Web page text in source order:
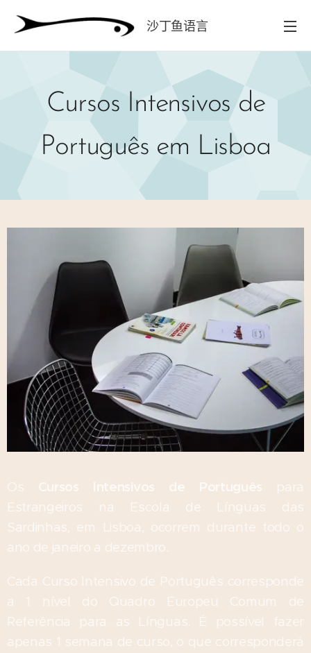
沙丁鱼语言
Cursos Intensivos de
Português em Lisboa
Os Cursos Intensivos de Português para
Estrangeiros na Escola de Línguas das
Sardinhas, em Lisboa, ocorrem durante todo o
ano de janeiro a dezembro.
Cada Curso Intensivo de Português corresponde
a 1 nível do Quadro Europeu Comum de
Referência para as Línguas. É possível fazer
apenas 1 semana de curso, o que corresponderá